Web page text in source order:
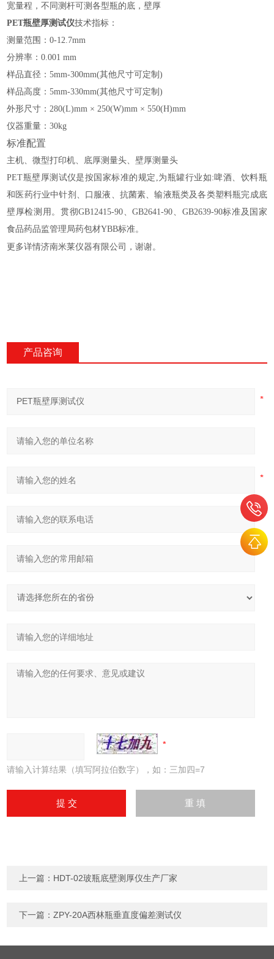
宽量程，不同测杆可测各型瓶的底，壁厚
PET瓶壁厚测试仪技术指标：
测量范围：0-12.7mm
分辨率：0.001 mm
样品直径：5mm-300mm(其他尺寸可定制)
样品高度：5mm-330mm(其他尺寸可定制)
外形尺寸：280(L)mm × 250(W)mm ×550(H)mm
仪器重量：30kg
标准配置
主机、微型打印机、底厚测量头、壁厚测量头
PET瓶壁厚测试仪是按国家标准的规定,为瓶罐行业如:啤酒、饮料瓶
和医药行业中针剂、口服液、抗菌素、输液瓶类及各类塑料瓶完成底
壁厚检测用。贯彻GB12415-90、GB2641-90、GB2639-90标准及国家
食品药品监管理局药包材YBB标准。
更多详情济南米莱仪器有限公司，谢谢。
产品咨询
请输入计算结果（填写阿拉伯数字），如：三加四=7
上一篇： HDT-02玻瓶底壁测厚仪生产厂家
下一篇：ZPY-20A西林瓶垂直度偏差测试仪